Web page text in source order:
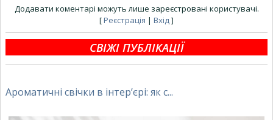
Додавати коментарі можуть лише зареєстровані користувачі.
[Реєстрація | Вхід ]
СВІЖІ ПУБЛІКАЦІЇ
Ароматичні свічки в інтер’єрі: як с...